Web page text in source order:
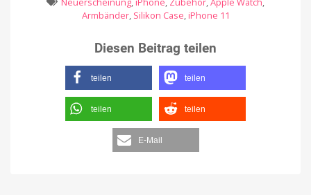
Armbänder, Silikon Case, iPhone 11
Diesen Beitrag teilen
teilen teilen
teilen teilen
E-Mail